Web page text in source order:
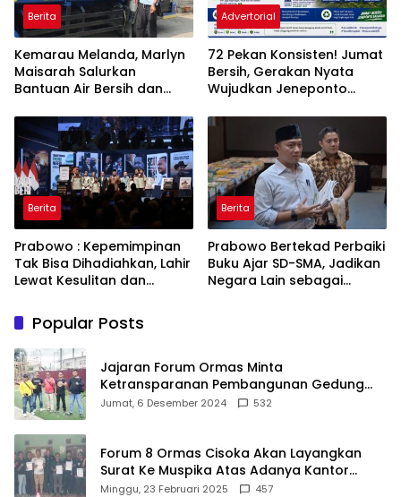
Berita
Kemarau Melanda, Marlyn
Maisarah Salurkan
Bantuan Air Bersih dan
Babakan Madang
Advertorial
72 Pekan Konsisten! Jumat
Bersih, Gerakan Nyata
Wujudkan Jeneponto
ASRI
Berita
Prabowo : Kepemimpinan
Tak Bisa Dihadiahkan, Lahir
Lewat Kesulitan dan
Berita
Prabowo Bertekad Perbaiki
Buku Ajar SD-SMA, Jadikan
Negara Lain sebagai
Popular Posts
Jajaran Forum Ormas Minta
Ketransparanan Pembangunan Gedung
Damkar Di Kecamatan Cisoka
Jumat, 6 Desember 2024 532
Forum 8 Ormas Cisoka Akan Layangkan
Surat Ke Muspika Atas Adanya Kantor
Matel di Cisoka
Minggu, 23 Februari 2025 457